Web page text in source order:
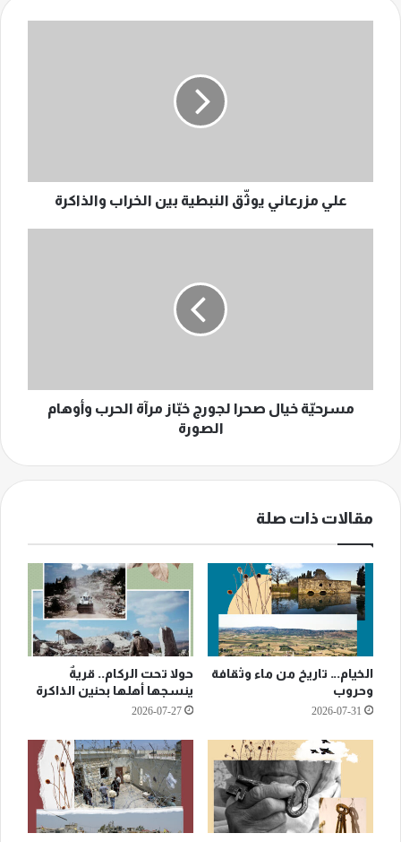
علي مزرعاني يوثّق النبطية بين الخراب والذاكرة
الصورة
مسرحيّة خيال صحرا لجورج خبّاز مرآة الحرب وأوهام
الصورة
مقالات ذات صلة
الخيام… تاريخ من ماء وثقافة
وحروب
2026-07-31
حولا تحت الركام.. قريةٌ
ينسجها أهلها بحنين الذاكرة
2026-07-27